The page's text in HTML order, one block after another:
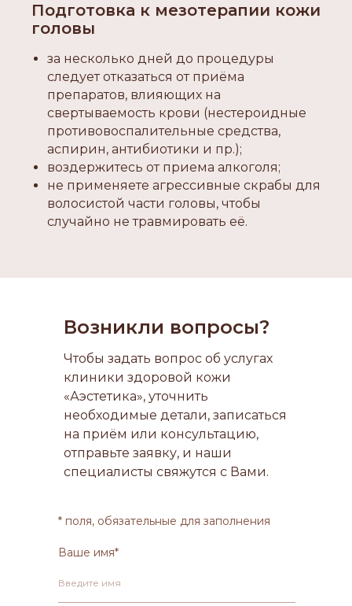
Подготовка к мезотерапии кожи
головы
за несколько дней до процедуры
следует отказаться от приёма
препаратов, влияющих на
свертываемость крови (нестероидные
противовоспалительные средства,
аспирин, антибиотики и пр.);
воздержитесь от приема алкоголя;
не применяете агрессивные скрабы для
волосистой части головы, чтобы
случайно не травмировать её.
Ваше имя*
Введите имя
Возникли вопросы?
Чтобы задать вопрос об услугах
клиники здоровой кожи
«Аэстетика», уточнить
необходимые детали, записаться
на приём или консультацию,
отправьте заявку, и наши
специалисты свяжутся с Вами.
* поля, обязательные для заполнения